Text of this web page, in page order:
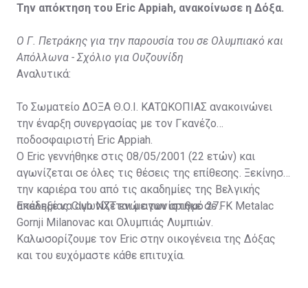
Την απόκτηση του Eric Appiah, ανακοίνωσε η Δόξα.
Ο Γ. Πετράκης για την παρουσία του σε Ολυμπιακό και
Απόλλωνα - Σχόλιο για Ουζουνίδη
Αναλυτικά:
Το Σωματείο ΔΟΞΑ Θ.Ο.Ι. ΚΑΤΩΚΟΠΙΑΣ ανακοινώνει
την έναρξη συνεργασίας με τον Γκανέζο
ποδοσφαιριστή Eric Appiah.
Ο Eric γεννήθηκε στις 08/05/2001 (22 ετών) και
αγωνίζεται σε όλες τις θέσεις της επίθεσης. Ξεκίνησε
την καριέρα του από τις ακαδημίες της Βελγικής
ακαδημίας Club NXT ενώ αγωνίστηκε σε FK Metalac
Gornji Milanovac και Ολυμπιάς Λυμπιών.
Επέλεξε να αγωνίζεται με τον αριθμό 27.
Καλωσορίζουμε τον Eric στην οικογένεια της Δόξας
και του ευχόμαστε κάθε επιτυχία.